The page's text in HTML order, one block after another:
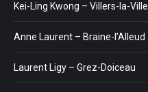
Kei-Ling Kwong – Villers-la-Ville
Anne Laurent – Braine-l’Alleud
Laurent Ligy – Grez-Doiceau